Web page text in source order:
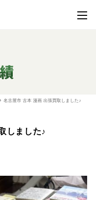
名古屋市 古本 漫画 出張買取しました♪
しました♪